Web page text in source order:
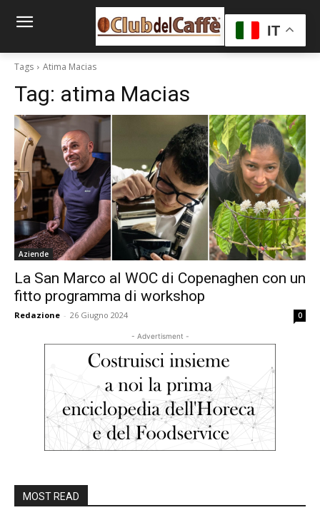
Tags Atima Macias
Tag: atima Macias
Aziende
La San Marco al WOC di Copenaghen con un
fitto programma di workshop
Redazione - 26 Giugno 2024 0
- Advertisment -
MOST READ
IT